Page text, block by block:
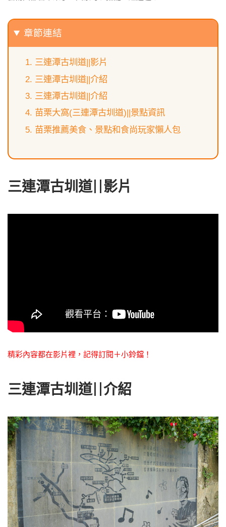
章節連結
三連潭古圳道||影片
三連潭古圳道||介紹
三連潭古圳道||介紹
苗栗大窩(三連潭古圳道)||景點資訊
苗栗推薦美食、景點和食尚玩家懶人包
三連潭古圳道||影片
精彩內容都在影片裡，記得訂閱＋小鈴鐺！
三連潭古圳道||介紹